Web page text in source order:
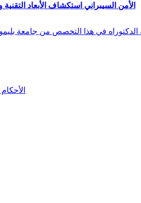
الأمن السيبراني استكشاف الأبعاد
في هذا التخصص من جامعة